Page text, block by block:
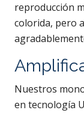
reproducción
colorida, pero
Nuestros
en tecnología